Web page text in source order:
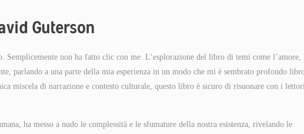
Guterson
non ha fatto clic con me. L’esplorazione del libro di temi come l’amore,
parlando a una parte della mia esperienza in un modo che mi è sembrato profondo
miscela di narrazione e contesto culturale, questo libro è sicuro di risuonare con i
ha messo a nudo le complessità e le sfumature della nostra esistenza, rivelando le